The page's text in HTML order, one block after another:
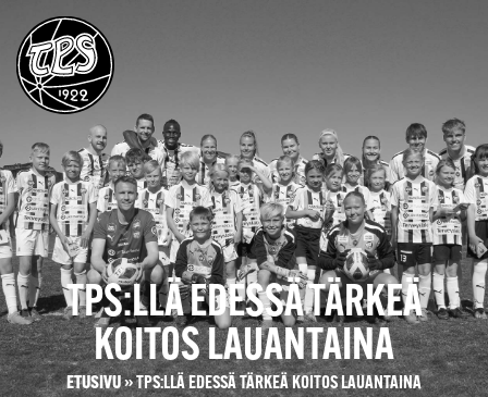
TPS:LLÄ EDESSÄ TÄRKEÄ
KOITOS LAUANTAINA
ETUSIVU»TPS:LLÄ EDESSÄ TÄRKEÄ KOITOS LAUANTAINA